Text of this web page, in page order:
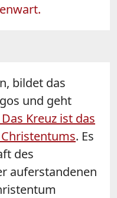
bildet das
und geht
Das Kreuz ist das
. Es
des
auferstandenen